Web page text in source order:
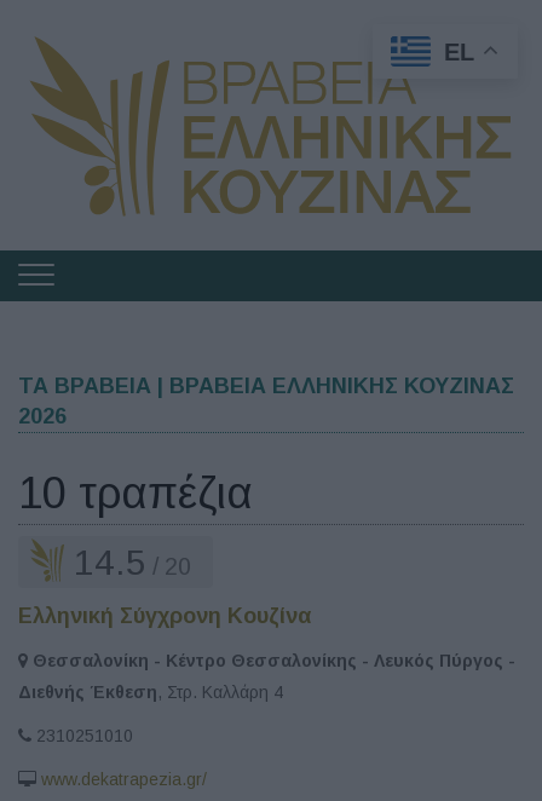
Πλοήγηση
Ελληνικής
Κουζίνας
ΤΑ ΒΡΑΒΕΙΑ | ΒΡΑΒΕΙΑ ΕΛΛΗΝΙΚΗΣ ΚΟΥΖΙΝΑΣ
2026
10 τραπέζια
14.5 / 20
Ελληνική Σύγχρονη Κουζίνα
Θεσσαλονίκη - Κέντρο Θεσσαλονίκης - Λευκός Πύργος -
Διεθνής Έκθεση, Στρ. Καλλάρη 4
2310251010
www.dekatrapezia.gr/
EL